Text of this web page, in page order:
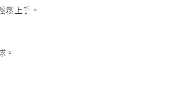
鬆上手。
。